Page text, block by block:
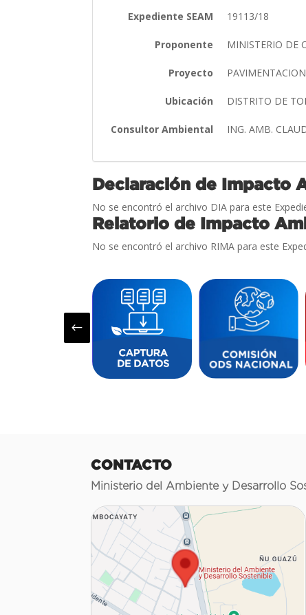
Expediente SEAM 19113/18
Proponente MINISTERIO DE
Proyecto
Ubicación DISTRITO DE
Consultor Ambiental ING. AMB.
Declaración de Impacto
No se encontró el archivo DIA para este
Relatorio de Impacto
No se encontró el archivo RIMA para este
#
CONTACTO
Ministerio del Ambiente y Desarrollo